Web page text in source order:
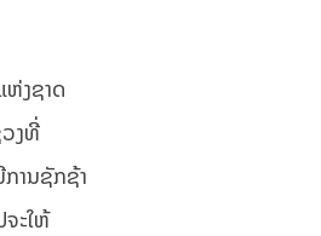
ງຊາດ
ງທີ່
ານຊັກຊ້າ
ະໃຫ້